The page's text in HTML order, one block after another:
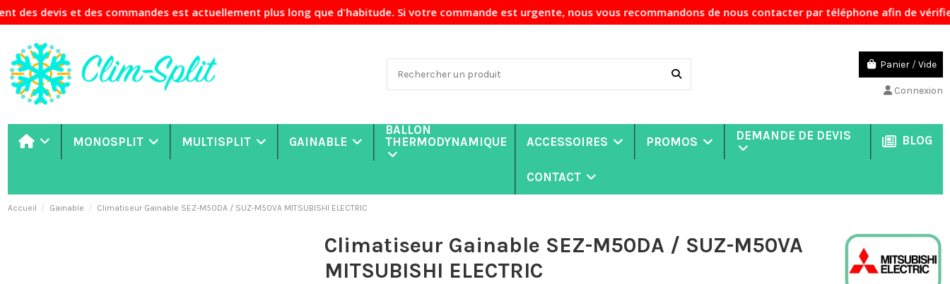
commandes est actuellement plus long que d'habitude. Si votre commande est urgente, nous vous recommandons de nous contacter par téléphone afin de vérifier la
Panier /Vide
Connexion
MONOSPLIT MULTISPLIT GAINABLE
BALLON
THERMODYNAMIQUE
ACCESSOIRES PROMOS DEMANDE DE DEVIS BLOG
CONTACT
Accueil Gainable Climatiseur Gainable SEZ-M50DA / SUZ-M50VA MITSUBISHI ELECTRIC
Climatiseur Gainable SEZ-M50DA / SUZ-M50VA
MITSUBISHI ELECTRIC